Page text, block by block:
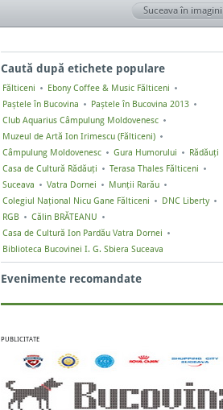
Suceava în imagini
Caută după etichete populare
Fălticeni
Ebony Coffee & Music Fălticeni
Paștele în Bucovina
Paștele în Bucovina 2013
Club Aquarius Câmpulung Moldovenesc
Muzeul de Artă Ion Irimescu (Fălticeni)
Câmpulung Moldovenesc
Gura Humorului
Rădăuți
Casa de Cultură Rădăuți
Terasa Thales Fălticeni
Suceava
Vatra Dornei
Munții Rarău
Colegiul Naţional Nicu Gane Fălticeni
DNC Liberty
RGB
Călin BRĂTEANU
Casa de Cultură Ion Pardău Vatra Dornei
Biblioteca Bucovinei I. G. Sbiera Suceava
Evenimente recomandate
PUBLICITATE